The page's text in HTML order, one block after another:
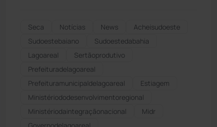
Seca Notícias News
Acheisudoeste
Sudoestebaiano
Sudoestedabahia
Lagoareal
Sertãoprodutivo
Prefeituradelagoareal
Prefeituramunicipaldelagoareal
Estiagem
Ministériododesenvolvimentoregional
Ministériodaintegraçãonacional
Midr
Governodelagoareal